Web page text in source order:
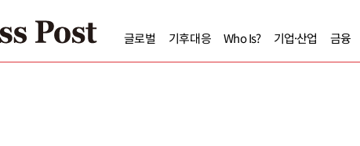
글로벌 기후대응 Who Is? 기업·산업 금융